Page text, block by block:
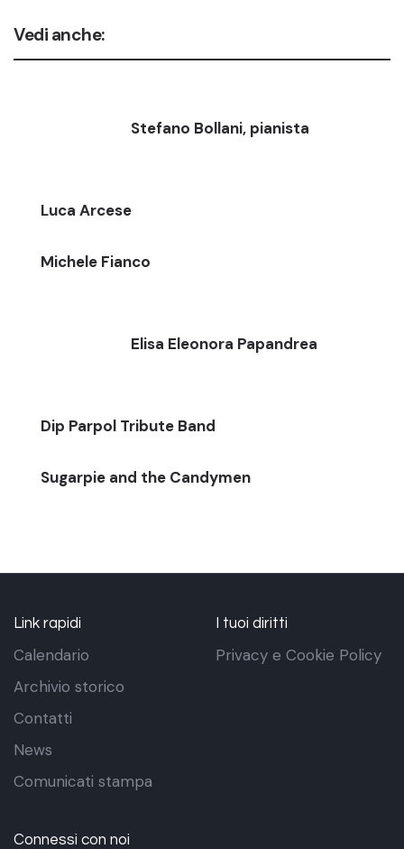
Vedi anche:
Stefano Bollani, pianista
Luca Arcese
Michele Fianco
Elisa Eleonora Papandrea
Dip Parpol Tribute Band
Sugarpie and the Candymen
Link rapidi
Calendario
Archivio storico
Contatti
News
Comunicati stampa
I tuoi diritti
Privacy e Cookie Policy
Connessi con noi